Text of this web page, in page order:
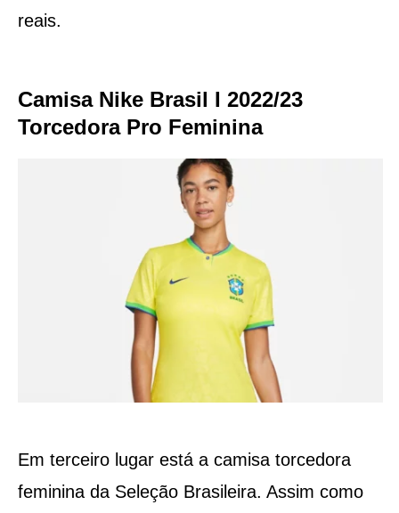
reais.
Camisa Nike Brasil I 2022/23
Torcedora Pro Feminina
Em terceiro lugar está a camisa torcedora
feminina da Seleção Brasileira. Assim como